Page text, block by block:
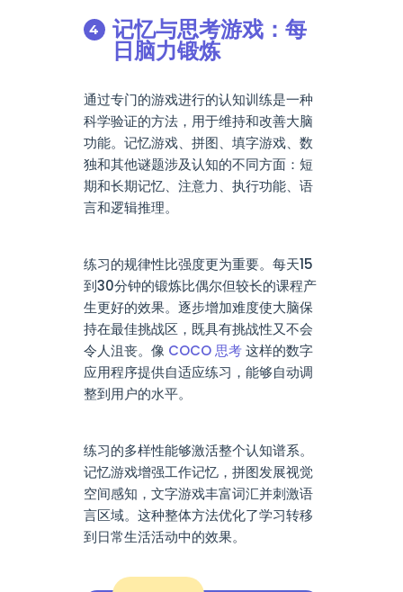
记忆与思考游戏：每
日脑力锻炼
通过专门的游戏进行的认知训练是一种
科学验证的方法，用于维持和改善大脑
功能。记忆游戏、拼图、填字游戏、数
独和其他谜题涉及认知的不同方面：短
期和长期记忆、注意力、执行功能、语
言和逻辑推理。
练习的规律性比强度更为重要。每天15
到30分钟的锻炼比偶尔但较长的课程产
生更好的效果。逐步增加难度使大脑保
持在最佳挑战区，既具有挑战性又不会
令人沮丧。像 COCO 思考这样的数字
应用程序提供自适应练习，能够自动调
整到用户的水平。
练习的多样性能够激活整个认知谱系。
记忆游戏增强工作记忆，拼图发展视觉
空间感知，文字游戏丰富词汇并刺激语
言区域。这种整体方法优化了学习转移
到日常生活活动中的效果。